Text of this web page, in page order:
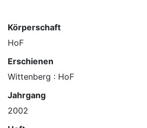
Körperschaft
HoF
Erschienen
Wittenberg : HoF
Jahrgang
2002